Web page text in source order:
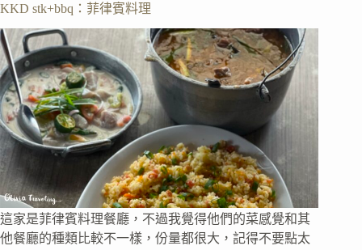
KKD stk+bbq：菲律賓料理
這家是菲律賓料理餐廳，不過我覺得他們的菜感覺和其
他餐廳的種類比較不一樣，份量都很大，記得不要點太